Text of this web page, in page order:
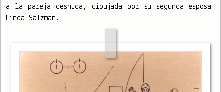
a la pareja desnuda, dibujada por su segunda esposa,
Linda Salzman.